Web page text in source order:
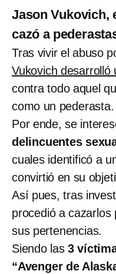
Jason Vukovich,
cazó a
Tras vivir el abuso
Vukovich desarrolló
contra todo aquel
como un pederasta.
Por ende, se
delincuentes
cuales identificó a
convirtió en su
Así pues, tras
procedió a cazarlos
sus pertenencias.
Siendo las3
“Avenger de